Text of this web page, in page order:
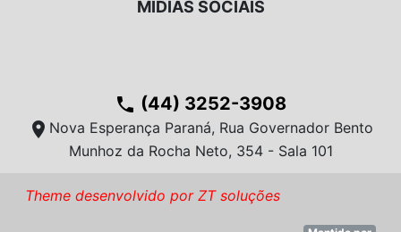
MÍDIAS SOCIAIS
phone (44) 3252-3908
location_on Nova Esperança Paraná, Rua Governador Bento
Munhoz da Rocha Neto, 354 - Sala 101
Theme desenvolvido por ZT soluções